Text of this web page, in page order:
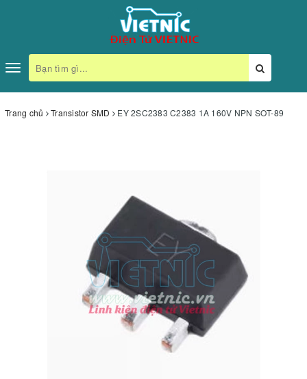
Toggle
navigation
Trang chủ Transistor SMD EY 2SC2383 C2383 1A 160V NPN SOT-89